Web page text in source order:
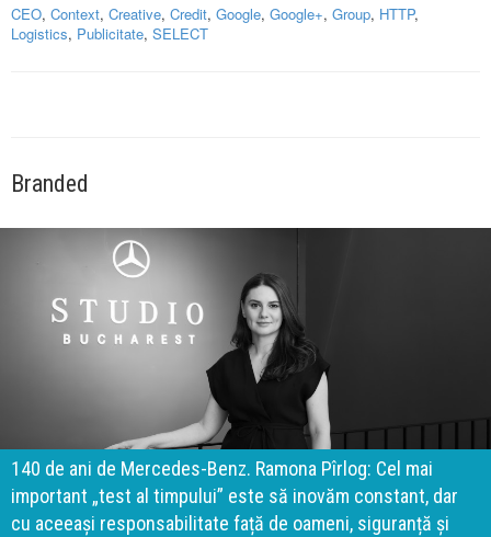
CEO, Context, Creative, Credit, Google, Google+, Group, HTTP,
Logistics, Publicitate, SELECT
Branded
140 de ani de Mercedes-Benz. Ramona Pîrlog: Cel mai
important „test al timpului” este să inovăm constant, dar
cu aceeași responsabilitate față de oameni, siguranță și